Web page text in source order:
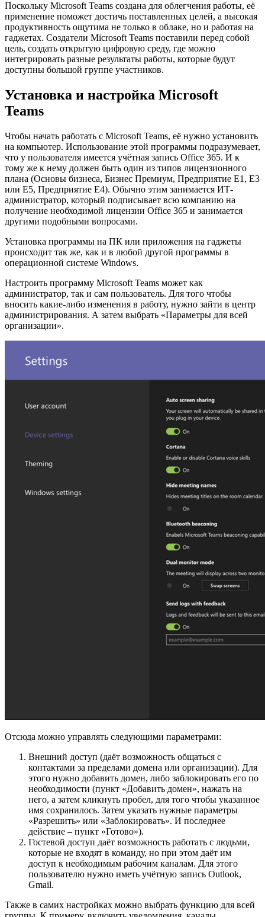
Поскольку Microsoft Teams создана для облегчения работы, её
применение поможет достичь поставленных целей, а высокая
продуктивность ощутима не только в облаке, но и работая на
гаджетах. Создатели Microsoft Teams поставили перед собой
цель, создать открытую цифровую среду, где можно
интегрировать разные результаты работы, которые будут
доступны большой группе участников.
Установка и настройка Microsoft
Teams
Чтобы начать работать с Microsoft Teams, её нужно установить
на компьютер. Использование этой программы подразумевает,
что у пользователя имеется учётная запись Office 365. И к
тому же к нему должен быть один из типов лицензионного
плана (Основы бизнеса, Бизнес Премиум, Предприятие E1, E3
или E5, Предприятие E4). Обычно этим занимается ИТ-
администратор, который подписывает всю компанию на
получение необходимой лицензии Office 365 и занимается
другими подобными вопросами.
Установка программы на ПК или приложения на гаджеты
происходит так же, как и в любой другой программы в
операционной системе Windows.
Настроить программу Microsoft Teams может как
администратор, так и сам пользователь. Для того чтобы
вносить какие-либо изменения в работу, нужно зайти в центр
администрирования. А затем выбрать «Параметры для всей
организации».
Отсюда можно управлять следующими параметрами:
Внешний доступ (даёт возможность общаться с
контактами за пределами домена или организации). Для
этого нужно добавить домен, либо заблокировать его по
необходимости (пункт «Добавить домен», нажать на
него, а затем кликнуть пробел, для того чтобы указанное
имя сохранилось. Затем указать нужные параметры
«Разрешить» или «Заблокировать». И последнее
действие – пункт «Готово»).
Гостевой доступ даёт возможность работать с людьми,
которые не входят в команду, но при этом даёт им
доступ к необходимым рабочим каналам. Для этого
пользователю нужно иметь учётную запись Outlook,
Gmail.
Также в самих настройках можно выбрать функцию для всей